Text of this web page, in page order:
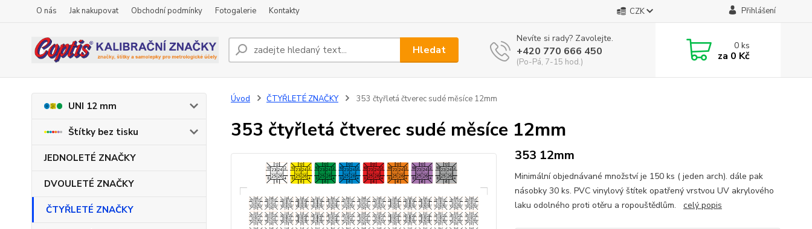
O nás Jak nakupovat Obchodní podmínky Fotogalerie Kontakty CZK Přihlášení
Hledat
Nevíte si rady? Zavolejte.
+420 770 666 450
(Po-Pá, 7-15 hod.)
0ks
za 0 Kč
UNI 12 mm
Štítky bez tisku
JEDNOLETÉ ZNAČKY
DVOULETÉ ZNAČKY
ČTYŘLETÉ ZNAČKY
Úvod ČTYŘLETÉ ZNAČKY 353 čtyřletá čtverec sudé měsíce 12mm
353 čtyřletá čtverec sudé měsíce 12mm
353 12mm
Minimální objednávané množství je 150 ks ( jeden arch). dále pak
násobky 30 ks. PVC vinylový štítek opatřený vrstvou UV akrylového
laku odolného proti otěru a ropouštědlům. celý popis